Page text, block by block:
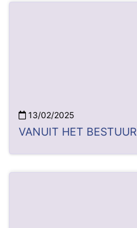
13/02/2025
VANUIT HET BESTUUR